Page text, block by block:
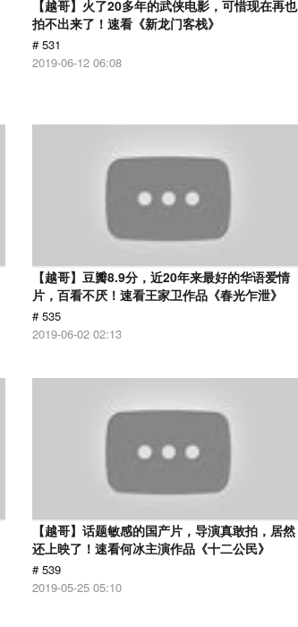
【越哥】火了20多年的武侠电影，可惜现在再也
拍不出来了！速看《新龙门客栈》
# 531
2019-06-12 06:08
【越哥】豆瓣8.9分，近20年来最好的华语爱情
片，百看不厌！速看王家卫作品《春光乍泄》
# 535
2019-06-02 02:13
【越哥】话题敏感的国产片，导演真敢拍，居然
还上映了！速看何冰主演作品《十二公民》
# 539
2019-05-25 05:10